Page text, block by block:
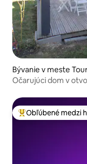
Bývanie v meste
Očarujúci dom v
Najobľúbenejšie
Obľúbené medzi